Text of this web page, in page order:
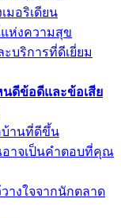
มอริเดียน
ห่งความสุข
บริการที่ดีเยี่ยม
ดีข้อดีและข้อเสีย
บ้านที่ดีขึ้น
อาจเป็นคำตอบที่คุณ
างใจจากนักตลาด